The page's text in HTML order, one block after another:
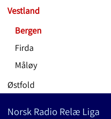
Vestland
Bergen
Firda
Måløy
Østfold
Norsk Radio Relæ Liga